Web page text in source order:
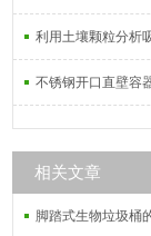
利用土壤颗粒分析
不锈钢开口直壁容
相关文章
脚踏式生物垃圾桶